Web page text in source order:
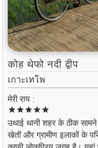
कोह थेफो नदी द्वीप
เกาะเทโพ
मेरी राय :
starstarstarstarstar
उथाई थानी शहर के ठीक
खेतों और ग्रामीण इलाकों के